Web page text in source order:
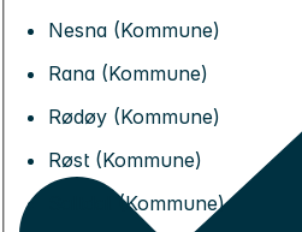
Nesna (Kommune)
Rana (Kommune)
Rødøy (Kommune)
Røst (Kommune)
Saltdal (Kommune)